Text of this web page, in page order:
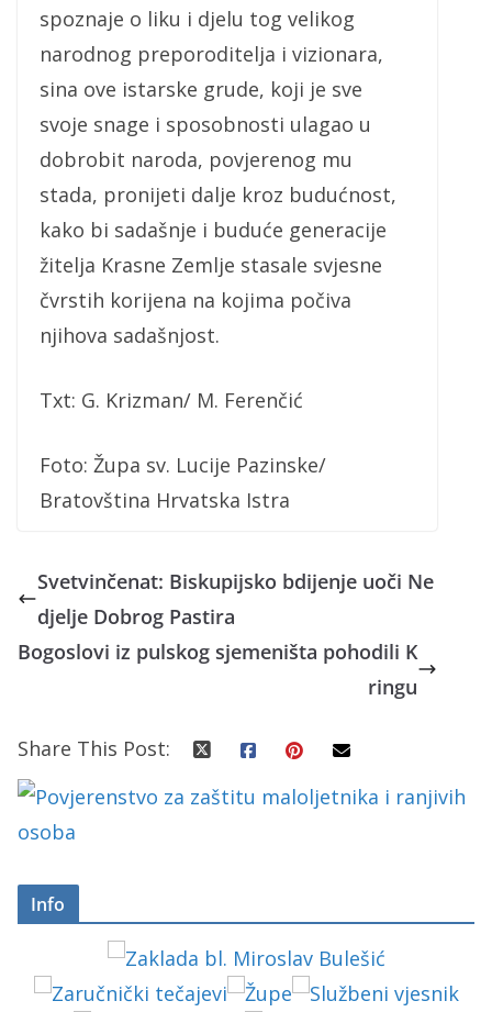
spoznaje o liku i djelu tog velikog
narodnog preporoditelja i vizionara,
sina ove istarske grude, koji je sve
svoje snage i sposobnosti ulagao u
dobrobit naroda, povjerenog mu
stada, pronijeti dalje kroz budućnost,
kako bi sadašnje i buduće generacije
žitelja Krasne Zemlje stasale svjesne
čvrstih korijena na kojima počiva
njihova sadašnjost.
Txt: G. Krizman/ M. Ferenčić
Foto: Župa sv. Lucije Pazinske/
Bratovština Hrvatska Istra
Svetvinčenat: Biskupijsko bdijenje uoči Ne
djelje Dobrog Pastira
Bogoslovi iz pulskog sjemeništa pohodili K
ringu
Share This Post:
Info